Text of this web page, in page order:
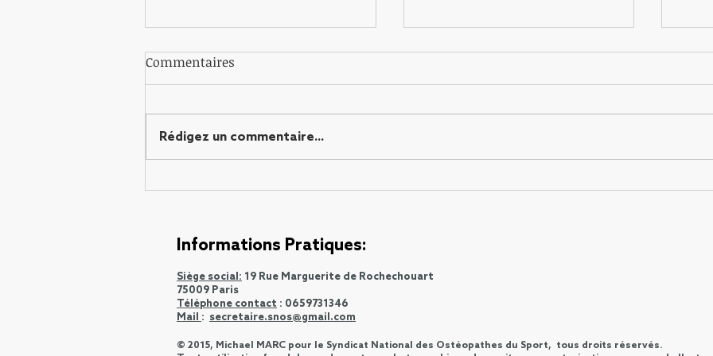
Commentaires
Rédigez un commentaire...
Informations Pratiques:
Siège social: 19 Rue Marguerite de Rochechouart
75009 Paris
Téléphone contact : 0659731346
Mail : secretaire.snos@gmail.com
© 2015, Michael MARC pour le Syndicat National des Ostéopathes du Sport, tous droits réservés.